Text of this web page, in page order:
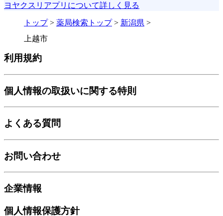
ヨヤクスリアプリについて詳しく見る
トップ> 薬局検索トップ> 新潟県 >
上越市
利用規約
個人情報の取扱いに関する特則
よくある質問
お問い合わせ
企業情報
個人情報保護方針